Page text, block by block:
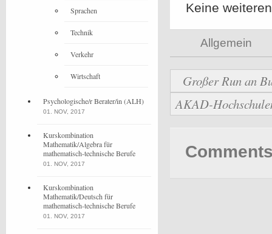
Keine
Allgemein
Großer Run an
AKAD-
Sprachen
Technik
Verkehr
Wirtschaft
Psychologische/r Berater/in (ALH)
01. NOV, 2017
Kurskombination
Mathematik/Algebra für
mathematisch-technische Berufe
01. NOV, 2017
Kurskombination
Mathematik/Deutsch für
mathematisch-technische Berufe
01. NOV, 2017